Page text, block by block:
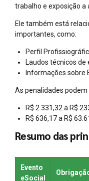
trabalho e exposição a
Ele também está
importantes, como:
Perfil
Laudos técnicos de
Informações sobre
As penalidades podem
R$ 2.331,32 a R$
R$ 636,17 a R$
Resumo das
Evento
eSocial